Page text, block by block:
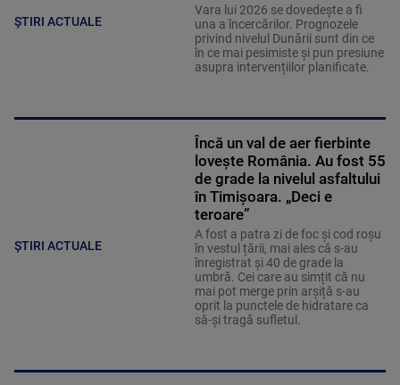
ȘTIRI ACTUALE
Vara lui 2026 se dovedește a fi
una a încercărilor. Prognozele
privind nivelul Dunării sunt din ce
în ce mai pesimiste și pun presiune
asupra intervențiilor planificate.
ȘTIRI ACTUALE
Încă un val de aer fierbinte
lovește România. Au fost 55
de grade la nivelul asfaltului
în Timișoara. „Deci e
teroare”
A fost a patra zi de foc și cod roșu
în vestul țării, mai ales că s-au
înregistrat și 40 de grade la
umbră. Cei care au simțit că nu
mai pot merge prin arșiță s-au
oprit la punctele de hidratare ca
să-și tragă sufletul.